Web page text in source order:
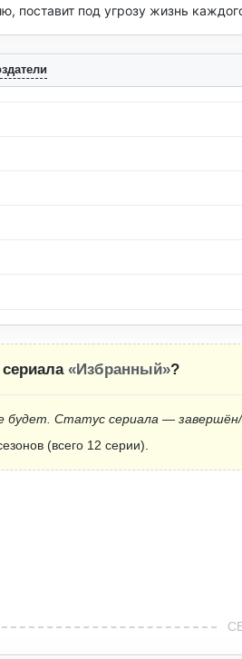
поставит под угрозу жизнь
«Избранный»?
будет. Статус сериала — завершён/
(всего 12 серии).